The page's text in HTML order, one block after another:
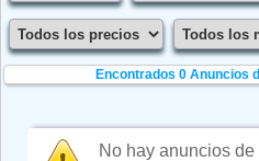
Encontrados 0Anuncios
No hay anuncios de